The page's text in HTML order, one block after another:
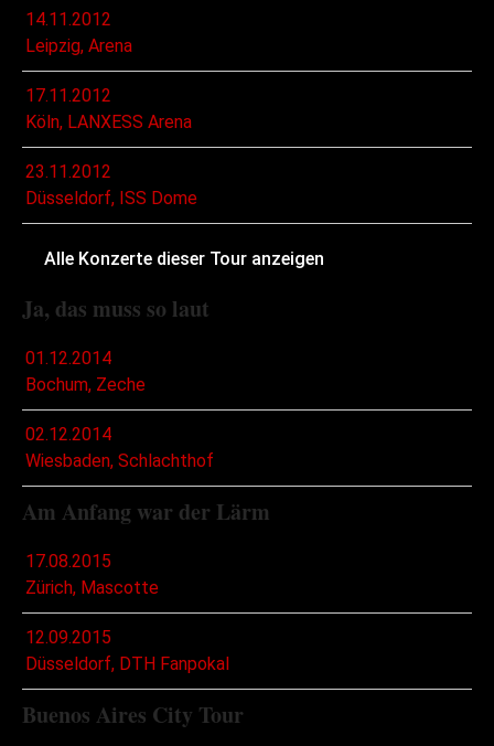
14.11.2012
Leipzig, Arena
17.11.2012
Köln, LANXESS Arena
23.11.2012
Düsseldorf, ISS Dome
Alle Konzerte dieser Tour anzeigen
Ja, das muss so laut
01.12.2014
Bochum, Zeche
02.12.2014
Wiesbaden, Schlachthof
Am Anfang war der Lärm
17.08.2015
Zürich, Mascotte
12.09.2015
Düsseldorf, DTH Fanpokal
Buenos Aires City Tour